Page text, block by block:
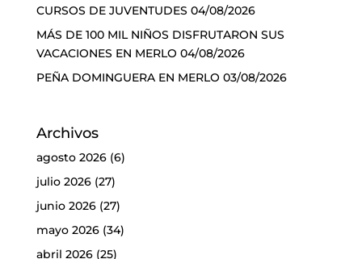
CURSOS DE JUVENTUDES 04/08/2026
MÁS DE 100 MIL NIÑOS DISFRUTARON SUS
VACACIONES EN MERLO 04/08/2026
PEÑA DOMINGUERA EN MERLO 03/08/2026
Archivos
agosto 2026(6)
julio 2026(27)
junio 2026(27)
mayo 2026(34)
abril 2026(25)